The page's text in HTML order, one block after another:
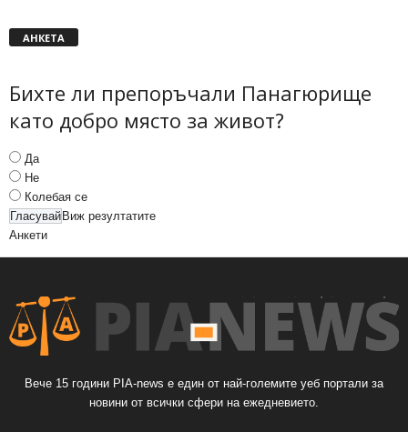
АНКЕТА
Бихте ли препоръчали Панагюрище
като добро място за живот?
Да
Не
Колебая се
Виж резултатите
Анкети
Вече 15 години PIA-news е един от най-големите уеб портали за
новини от всички сфери на ежедневието.